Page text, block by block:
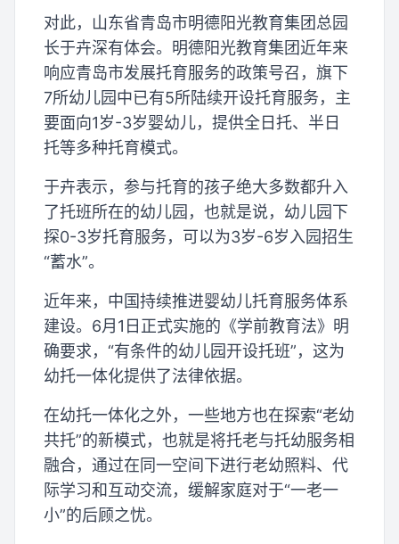
对此，山东省青岛市明德阳光教育集团总园
长于卉深有体会。明德阳光教育集团近年来
响应青岛市发展托育服务的政策号召，旗下
7所幼儿园中已有5所陆续开设托育服务，主
要面向1岁-3岁婴幼儿，提供全日托、半日
托等多种托育模式。
于卉表示，参与托育的孩子绝大多数都升入
了托班所在的幼儿园，也就是说，幼儿园下
探0-3岁托育服务，可以为3岁-6岁入园招生
“蓄水”。
近年来，中国持续推进婴幼儿托育服务体系
建设。6月1日正式实施的《学前教育法》明
确要求，“有条件的幼儿园开设托班”，这为
幼托一体化提供了法律依据。
在幼托一体化之外，一些地方也在探索“老幼
共托”的新模式，也就是将托老与托幼服务相
融合，通过在同一空间下进行老幼照料、代
际学习和互动交流，缓解家庭对于“一老一
小”的后顾之忧。